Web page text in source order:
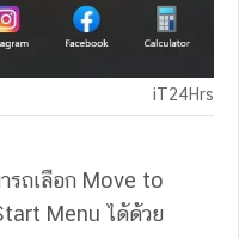
iT24Hrs
รถเลือก Move to
Menu ได้ด้วย